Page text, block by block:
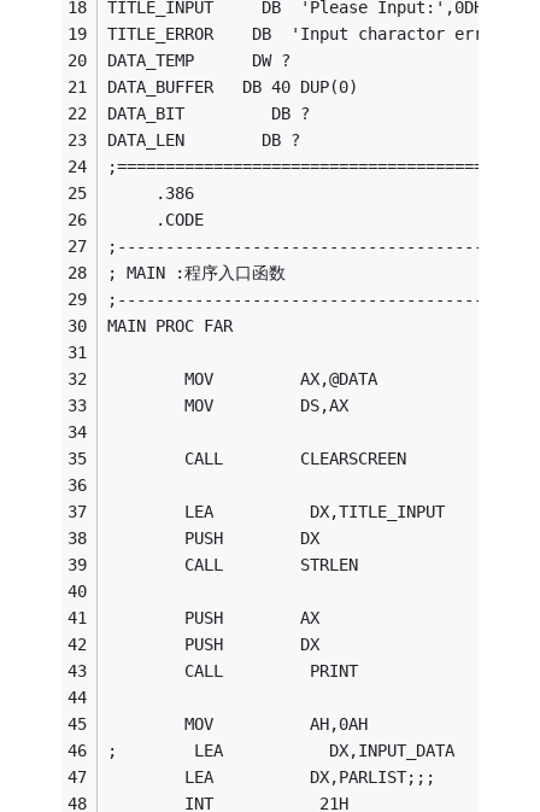
TITLE_INPUT     DB  'Please Input:',0DH
TITLE_ERROR    DB  'Input charactor
DATA_TEMP      DW ?
DATA_BUFFER   DB 40 DUP(0)                ;数
DATA_BIT         DB ?
DATA_LEN        DB ?
     .386
     .CODE
; MAIN :程序入口函数
MAIN PROC FAR
        MOV         AX,@DATA
        MOV         DS,AX
CALL        CLEARSCREEN
        LEA          DX,TITLE_INPUT
        PUSH        DX
CALL        STRLEN
        PUSH        AX
        PUSH        DX
CALL         PRINT
MOV          AH,0AH
;        LEA           DX,INPUT_DATA
        LEA          DX,PARLIST;;;
        INT           21H